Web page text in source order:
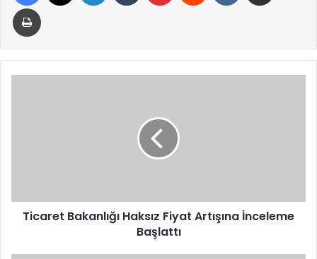
Yazdır
Ticaret Bakanlığı Haksız Fiyat Artışına İnceleme
Başlattı